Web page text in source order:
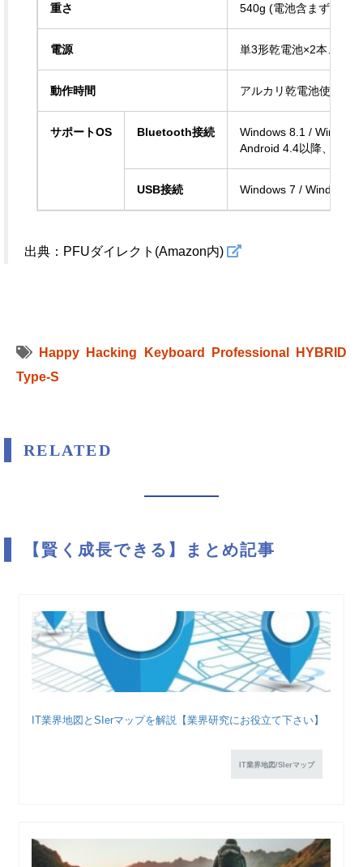
重さ 540g (電池含まず)
電源 単3形乾電池×2本、
動作時間 アルカリ乾電池使用時
サポートOS Bluetooth接続
Windows 8.1 /
Android 4.4以降、iOS
USB接続 Windows 7 / Windows
出典：PFUダイレクト(Amazon内)
Happy Hacking Keyboard Professional HYBRID
Type-S
RELATED
【賢く成長できる】まとめ記事
IT業界地図とSIerマップを解説【業界研究にお役立て下さい】
IT業界地図/SIerマップ